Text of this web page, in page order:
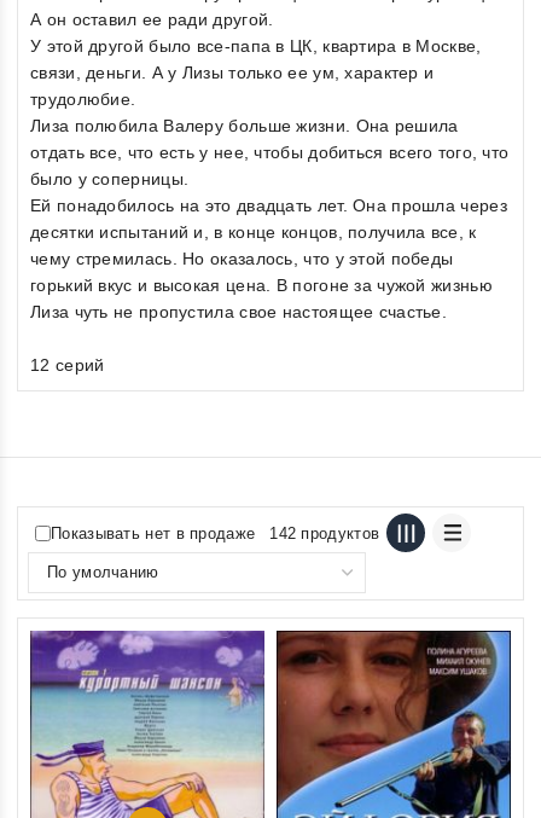
А он оставил ее ради другой.
У этой другой было все-папа в ЦК, квартира в Москве,
связи, деньги. А у Лизы только ее ум, характер и
трудолюбие.
Лиза полюбила Валеру больше жизни. Она решила
отдать все, что есть у нее, чтобы добиться всего того, что
было у соперницы.
Ей понадобилось на это двадцать лет. Она прошла через
десятки испытаний и, в конце концов, получила все, к
чему стремилась. Но оказалось, что у этой победы
горький вкус и высокая цена. В погоне за чужой жизнью
Лиза чуть не пропустила свое настоящее счастье.
12 серий
Показывать нет в продаже 142 продуктов